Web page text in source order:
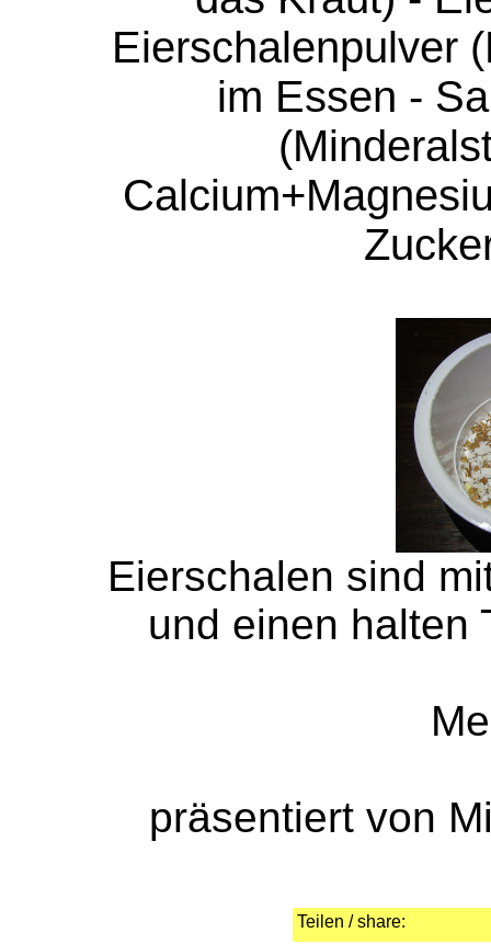
Eierschalenpulver
im Essen -
Eierschalen sind
und einen halten
präsentiert von
Teilen / share: